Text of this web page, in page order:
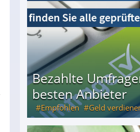
Bezahlte
besten Anbieter
Empfohlen Geld